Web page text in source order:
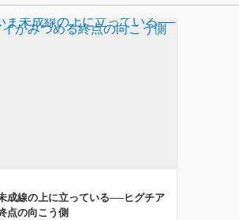
成線の上に立っている──ヒグチア
点の向こう側